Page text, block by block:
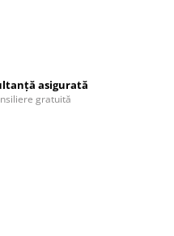
asigurată
gratuită